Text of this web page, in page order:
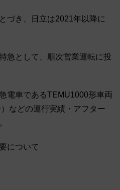
づき、日立は2021年以降に
急として、順次営業運転に投
電車であるTEMU1000形車両
などの運行実績・アフター
について